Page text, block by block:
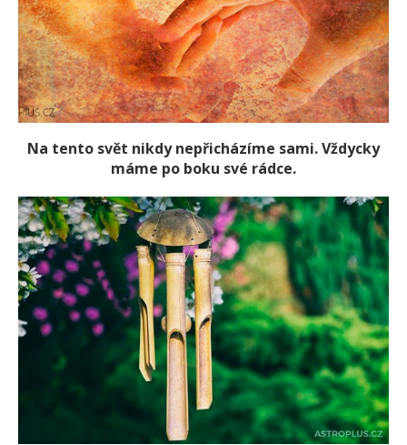
Na tento svět nikdy nepřicházíme sami. Vždycky
máme po boku své rádce.